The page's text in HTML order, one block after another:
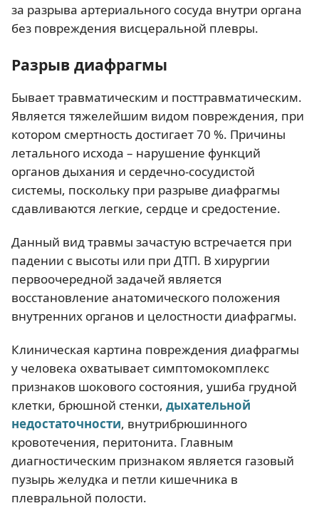
за разрыва артериального сосуда внутри органа
без повреждения висцеральной плевры.
Разрыв диафрагмы
Бывает травматическим и посттравматическим.
Является тяжелейшим видом повреждения, при
котором смертность достигает 70 %. Причины
летального исхода – нарушение функций
органов дыхания и сердечно-сосудистой
системы, поскольку при разрыве диафрагмы
сдавливаются легкие, сердце и средостение.
Данный вид травмы зачастую встречается при
падении с высоты или при ДТП. В хирургии
первоочередной задачей является
восстановление анатомического положения
внутренних органов и целостности диафрагмы.
Клиническая картина повреждения диафрагмы
у человека охватывает симптомокомплекс
признаков шокового состояния, ушиба грудной
клетки, брюшной стенки, дыхательной
недостаточности, внутрибрюшинного
кровотечения, перитонита. Главным
диагностическим признаком является газовый
пузырь желудка и петли кишечника в
плевральной полости.